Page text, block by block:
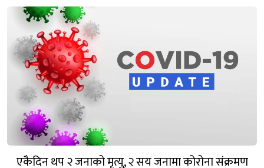
एकैदिन थप २ जनाको मृत्यु, २ सय जनामा कोरोना संक्रमण